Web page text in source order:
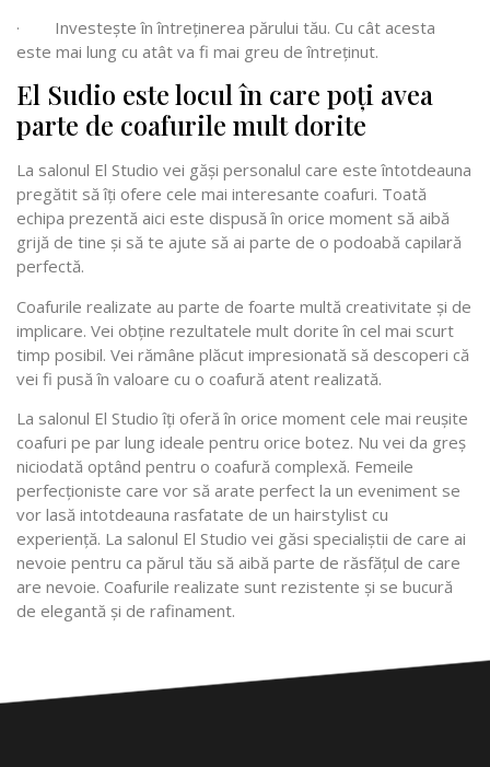
· Investește în întreținerea părului tău. Cu cât acesta
este mai lung cu atât va fi mai greu de întreținut.
El Sudio este locul în care poți avea
parte de coafurile mult dorite
La salonul El Studio vei găși personalul care este întotdeauna
pregătit să îți ofere cele mai interesante coafuri. Toată
echipa prezentă aici este dispusă în orice moment să aibă
grijă de tine și să te ajute să ai parte de o podoabă capilară
perfectă.
Coafurile realizate au parte de foarte multă creativitate și de
implicare. Vei obține rezultatele mult dorite în cel mai scurt
timp posibil. Vei rămâne plăcut impresionată să descoperi că
vei fi pusă în valoare cu o coafură atent realizată.
La salonul El Studio îți oferă în orice moment cele mai reușite
coafuri pe par lung ideale pentru orice botez. Nu vei da greș
niciodată optând pentru o coafură complexă. Femeile
perfecționiste care vor să arate perfect la un eveniment se
vor lasă intotdeauna rasfatate de un hairstylist cu
experiență. La salonul El Studio vei găsi specialiștii de care ai
nevoie pentru ca părul tău să aibă parte de răsfățul de care
are nevoie. Coafurile realizate sunt rezistente și se bucură
de elegantă și de rafinament.